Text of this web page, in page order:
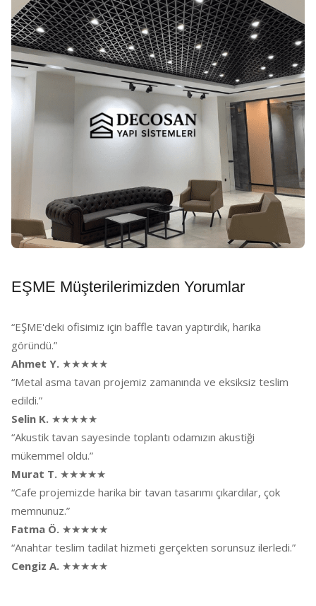
EŞME Müşterilerimizden Yorumlar
“EŞME'deki ofisimiz için baffle tavan yaptırdık, harika
göründü.”
Ahmet Y. ★★★★★
“Metal asma tavan projemiz zamanında ve eksiksiz teslim
edildi.”
Selin K. ★★★★★
“Akustik tavan sayesinde toplantı odamızın akustiği
mükemmel oldu.”
Murat T. ★★★★★
“Cafe projemizde harika bir tavan tasarımı çıkardılar, çok
memnunuz.”
Fatma Ö. ★★★★★
“Anahtar teslim tadilat hizmeti gerçekten sorunsuz ilerledi.”
Cengiz A. ★★★★★